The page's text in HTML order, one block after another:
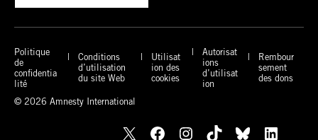
Politique
de
confidentia
lité
Conditions
d’utilisation
du site Web
Utilisat
ion des
cookies
Autorisat
ions
d’utilisat
ion
Rembour
sement
des dons
© 2026 Amnesty International
X Facebook Instagram TikTok Bluesky LinkedIn